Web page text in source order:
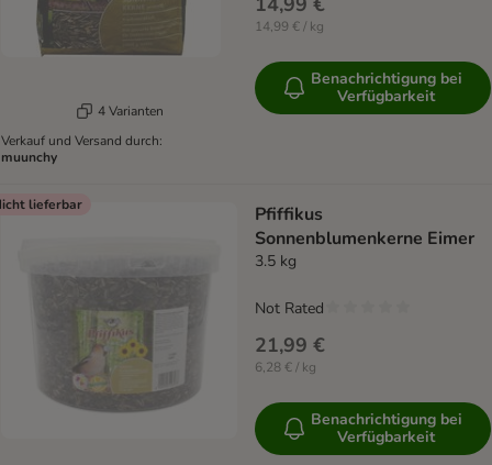
4 Varianten
Verkauf und Versand durch:
muunchy
14,99 € / kg
Benachrichtigung bei
Verfügbarkeit
lieferbar
Pfiffikus
Sonnenblumenkerne Eimer
3.5 kg
21,99 €
6,28 € / kg
Not Rated
Benachrichtigung bei
Verfügbarkeit